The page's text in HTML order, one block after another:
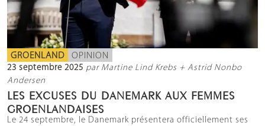
GROENLAND OPINION
23 septembre 2025 par Martine Lind Krebs + Astrid Nonbo
Andersen
LES EXCUSES DU DANEMARK AUX FEMMES
GROENLANDAISES
Le 24 septembre, le Danemark présentera officiellement ses